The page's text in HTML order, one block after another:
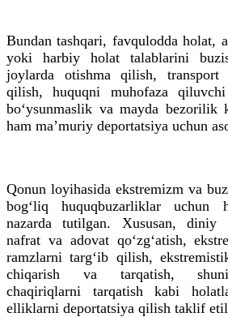
Bundan tashqari, favqulodda holat,
yoki harbiy holat talablarini
joylarda otishma qilish, transport
qilish, huquqni muhofaza
bo‘ysunmaslik va mayda bezorilik
ham ma’muriy deportatsiya uchun
Qonun loyihasida ekstremizm va
bog‘liq huquqbuzarliklar uchun
nazarda tutilgan. Xususan, diniy
nafrat va adovat qo‘zg‘atish,
ramzlarni targ‘ib qilish,
chiqarish va tarqatish,
chaqiriqlarni tarqatish kabi
elliklarni deportatsiya qilish taklif